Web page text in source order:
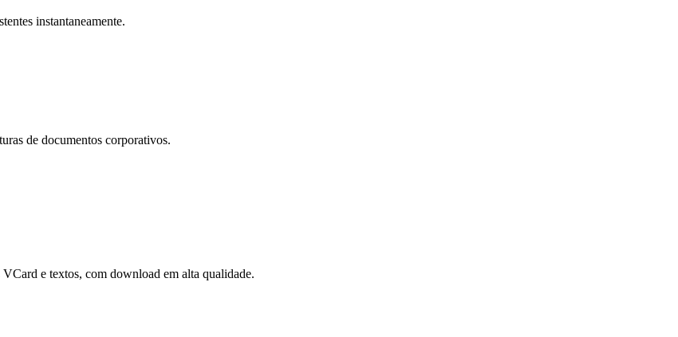
instantaneamente.
de documentos corporativos.
e textos, com download em alta qualidade.